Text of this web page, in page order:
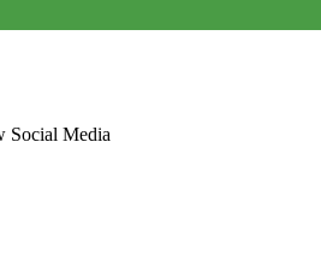
Social Media